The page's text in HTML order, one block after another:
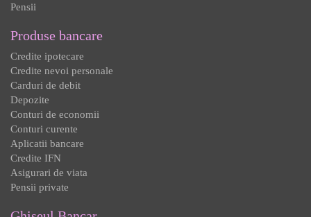
Pensii
Produse bancare
Credite ipotecare
Credite nevoi personale
Carduri de debit
Depozite
Conturi de economii
Conturi curente
Aplicatii bancare
Credite IFN
Asigurari de viata
Pensii private